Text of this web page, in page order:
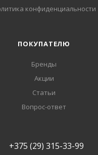
конфиденциальности
ПОКУПАТЕЛЮ
Бренды
Акции
Статьи
Вопрос-ответ
+375 (29) 315-33-99